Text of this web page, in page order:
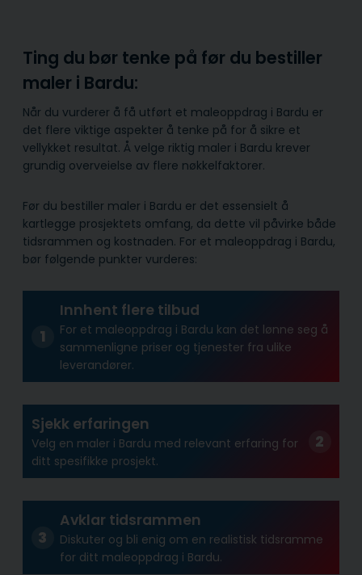
Ting du bør tenke på før du bestiller
maler i Bardu:
Når du vurderer å få utført et maleoppdrag i Bardu er
det flere viktige aspekter å tenke på for å sikre et
vellykket resultat. Å velge riktig maler i Bardu krever
grundig overveielse av flere nøkkelfaktorer.
Før du bestiller maler i Bardu er det essensielt å
kartlegge prosjektets omfang, da dette vil påvirke både
tidsrammen og kostnaden. For et maleoppdrag i Bardu,
bør følgende punkter vurderes:
Innhent flere tilbud
For et maleoppdrag i Bardu kan det lønne seg å
sammenligne priser og tjenester fra ulike
leverandører.
Sjekk erfaringen
Velg en maler i Bardu med relevant erfaring for
ditt spesifikke prosjekt.
Avklar tidsrammen
Diskuter og bli enig om en realistisk tidsramme
for ditt maleoppdrag i Bardu.